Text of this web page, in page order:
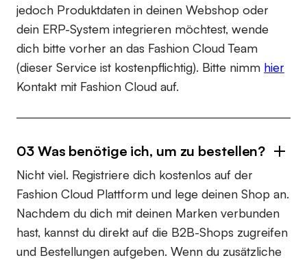
jedoch Produktdaten in deinen Webshop oder
dein ERP-System integrieren möchtest, wende
dich bitte vorher an das Fashion Cloud Team
(dieser Service ist kostenpflichtig). Bitte nimm hier
Kontakt mit Fashion Cloud auf.
03 Was benötige ich, um zu bestellen?
Nicht viel. Registriere dich kostenlos auf der
Fashion Cloud Plattform und lege deinen Shop an.
Nachdem du dich mit deinen Marken verbunden
hast, kannst du direkt auf die B2B-Shops zugreifen
und Bestellungen aufgeben. Wenn du zusätzliche